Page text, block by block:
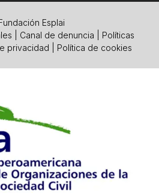
Esplai
Canal de denuncia
Políticas
privacidad
Política de cookies